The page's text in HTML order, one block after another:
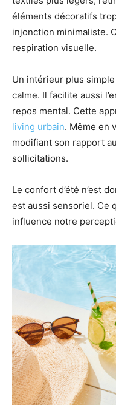
éléments décoratifs
injonction minimaliste.
respiration visuelle.
Un intérieur plus
calme. Il facilite aussi
repos mental. Cette
living urbain. Même en
modifiant son rapport
sollicitations.
Le confort d’été n’est
est aussi sensoriel. Ce
influence notre